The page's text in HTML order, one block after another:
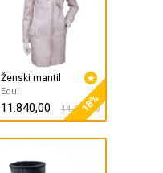
Ženski mantil
Equi
11.840,00 14.500,00
18%